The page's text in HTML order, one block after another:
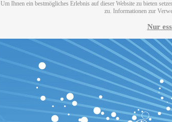
Um Ihnen ein bestmögliches Erlebnis auf dieser Website zu bieten
zu. Informationen zur
Nur